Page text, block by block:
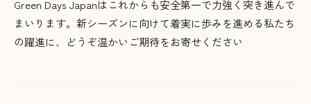
Green Days Japanはこれからも安全第一で力強く突き進んで
まいります。新シーズンに向けて着実に歩みを進める私たち
の躍進に、どうぞ温かいご期待をお寄せください